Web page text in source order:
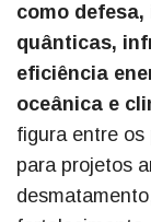
como
quânticas,
eficiência
oceânica e
figura entre os
para projetos